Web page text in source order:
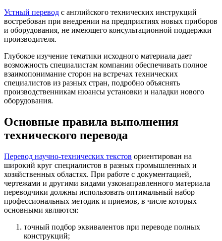
Устный перевод с английского технических инструкций
востребован при внедрении на предприятиях новых приборов
и оборудования, не имеющего консультационной поддержки
производителя.
Глубокое изучение тематики исходного материала дает
возможность специалистам компании обеспечивать полное
взаимопонимание сторон на встречах технических
специалистов из разных стран, подробно объяснять
производственникам нюансы установки и наладки нового
оборудования.
Основные правила выполнения
технического перевода
Перевод научно-технических текстов ориентирован на
широкий круг специалистов в разных промышленных и
хозяйственных областях. При работе с документацией,
чертежами и другими видами узконаправленного материала
переводчики должны использовать оптимальный набор
профессиональных методик и приемов, в числе которых
основными являются:
точный подбор эквивалентов при переводе полных
конструкций;